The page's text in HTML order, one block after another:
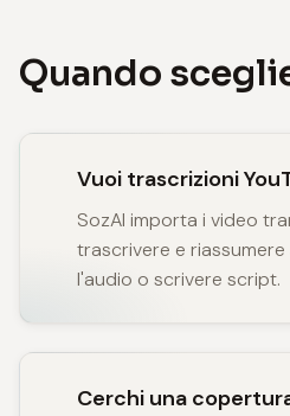
Quando
Vuoi trascrizioni
SozAI importa i video
trascrivere e
l'audio o scrivere script.
Cerchi una